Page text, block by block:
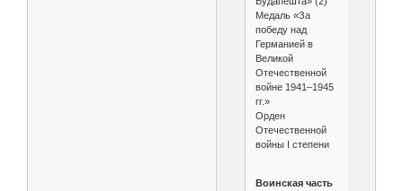
Медаль «За
победу над
Германией в
Великой
Отечественной
войне 1941–1945
гг.»
Орден
Отечественной
войны I степени
Воинская часть